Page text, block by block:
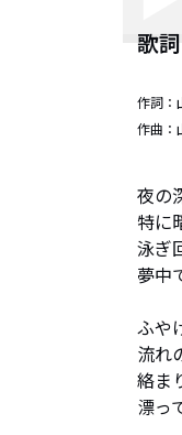
歌詞
作詞：
作曲：
夜の
特に
泳ぎ
夢中
ふや
流れ
絡ま
漂っ